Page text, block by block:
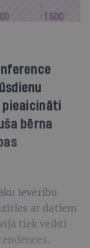
bērna
ievērību
ar datiem
tiek veikti